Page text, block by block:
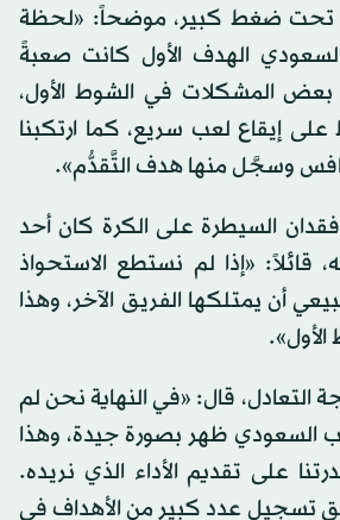
تحت ضغط كبير، موضحاً: «لحظة
الهدف الأول كانت صعبةً
بعض المشكلات في الشوط الأول،
إيقاع لعب سريع، كما ارتكبنا
وسجَّل منها هدف التَّقدُّم».
فقدان السيطرة على الكرة كان أحد
قائلاً: «إذا لم نستطع الاستحواذ
أن يمتلكها الفريق الآخر، وهذا
التعادل، قال: «في النهاية نحن لم
السعودي ظهر بصورة جيدة، وهذا
على تقديم الأداء الذي نريده.
تسجيل عدد كبير من الأهداف في